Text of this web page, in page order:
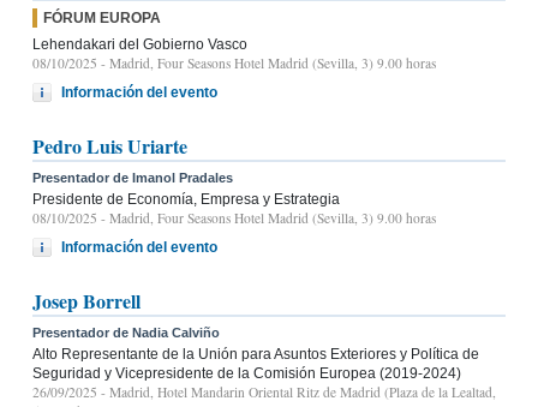
FÓRUM EUROPA
Lehendakari del Gobierno Vasco
08/10/2025 - Madrid, Four Seasons Hotel Madrid (Sevilla, 3) 9.00 horas
Información del evento
Pedro Luis Uriarte
Presentador de Imanol Pradales
Presidente de Economía, Empresa y Estrategia
08/10/2025 - Madrid, Four Seasons Hotel Madrid (Sevilla, 3) 9.00 horas
Información del evento
Josep Borrell
Presentador de Nadia Calviño
Alto Representante de la Unión para Asuntos Exteriores y Política de
Seguridad y Vicepresidente de la Comisión Europea (2019-2024)
26/09/2025 - Madrid, Hotel Mandarin Oriental Ritz de Madrid (Plaza de la Lealtad,